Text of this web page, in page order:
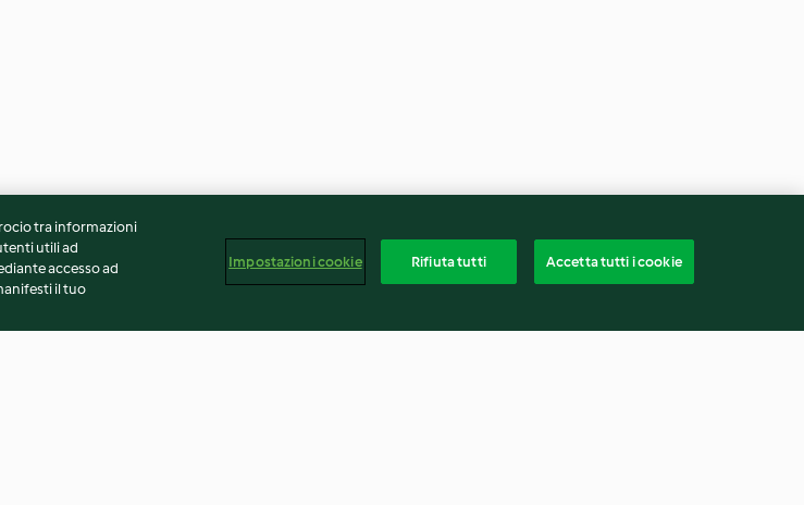
tra informazioni
utili ad
accesso ad
il tuo
Impostazioni cookie Rifiuta tutti Accetta tutti i cookie